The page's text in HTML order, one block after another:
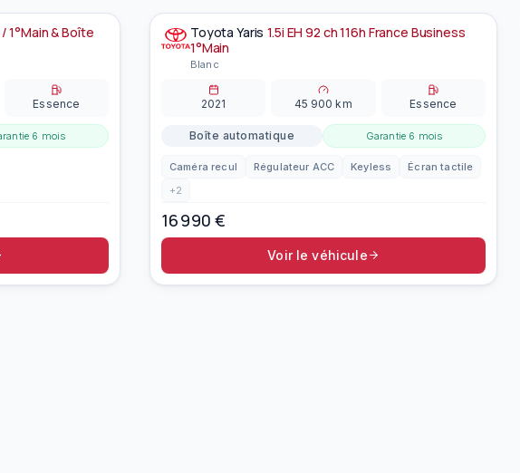
Essence
6 mois
À la une EN PRÉPARATION
Toyota Yaris 1.5i EH 92 ch 116h France Business
1°Main
Blanc
2021 45 900 km Essence
Boîte automatique Garantie 6 mois
Caméra recul Régulateur ACC Keyless
Écran tactile
+2
16 990 €
Voir le véhicule